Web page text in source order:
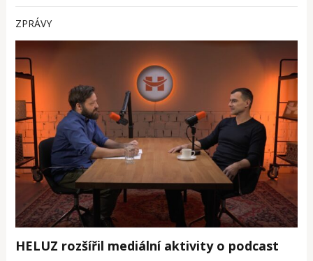
ZPRÁVY
HELUZ rozšířil mediální aktivity o podcast